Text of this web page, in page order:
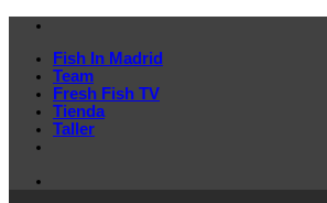
Skip
contentFish In Madrid
Team
Fresh Fish TV
Tienda
Taller